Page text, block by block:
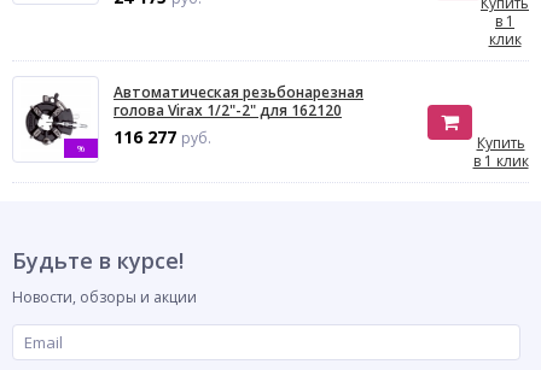
в 1
клик
%
Автоматическая резьбонарезная
голова Virax 1/2"-2" для 162120
116 277 руб.
Купить
в 1 клик
Будьте в курсе!
Новости, обзоры и акции